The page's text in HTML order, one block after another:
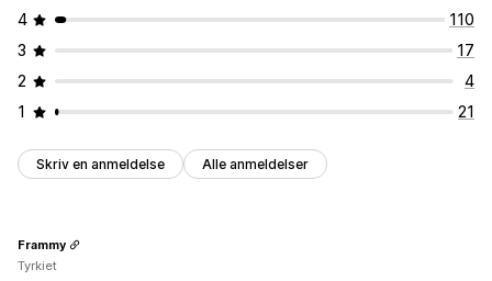
4
110
3
17
2
4
1
21
Skriv en anmeldelse Alle anmeldelser
Frammy
Tyrkiet